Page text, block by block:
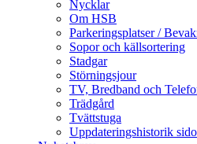
Nycklar
Om HSB
Parkeringsplatser /
Sopor och källsortering
Stadgar
Störningsjour
TV, Bredband och
Trädgård
Tvättstuga
Uppdateringshistorik